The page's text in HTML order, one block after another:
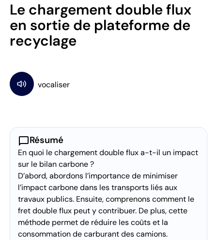
Le chargement double flux
en sortie de plateforme de
recyclage
chat_bubbleRésumé
En quoi le chargement double flux a-t-il un impact
sur le bilan carbone ?
D’abord, abordons l’importance de minimiser
l’impact carbone dans les transports liés aux
travaux publics. Ensuite, comprenons comment le
fret double flux peut y contribuer. De plus, cette
méthode permet de réduire les coûts et la
consommation de carburant des camions.